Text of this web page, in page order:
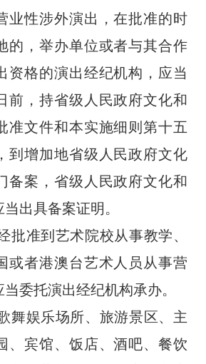
业性涉外演出，在批准的时
的，举办单位或者与其合作
资格的演出经纪机构，应当
前，持省级人民政府文化和
准文件和本实施细则第十五
到增加地省级人民政府文化
备案，省级人民政府文化和
出具备案证明。
批准到艺术院校从事教学、
或者港澳台艺术人员从事营
委托演出经纪机构承办。
舞娱乐场所、旅游景区、主
、宾馆、饭店、酒吧、餐饮